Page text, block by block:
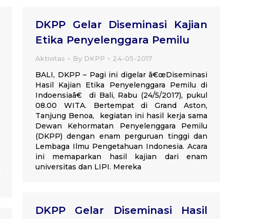
DKPP Gelar Diseminasi Kajian
Etika Penyelenggara Pemilu
Aktivitas By DKPP 24-05-2017
BALI, DKPP – Pagi ini digelar â€œDiseminasi
Hasil Kajian Etika Penyelenggara Pemilu di
Indoensiaâ€ di Bali, Rabu (24/5/2017), pukul
08.00 WITA. Bertempat di Grand Aston,
Tanjung Benoa, kegiatan ini hasil kerja sama
Dewan Kehormatan Penyelenggara Pemilu
(DKPP) dengan enam perguruan tinggi dan
Lembaga Ilmu Pengetahuan Indonesia. Acara
ini memaparkan hasil kajian dari enam
universitas dan LIPI. Mereka
DKPP Gelar Diseminasi Hasil